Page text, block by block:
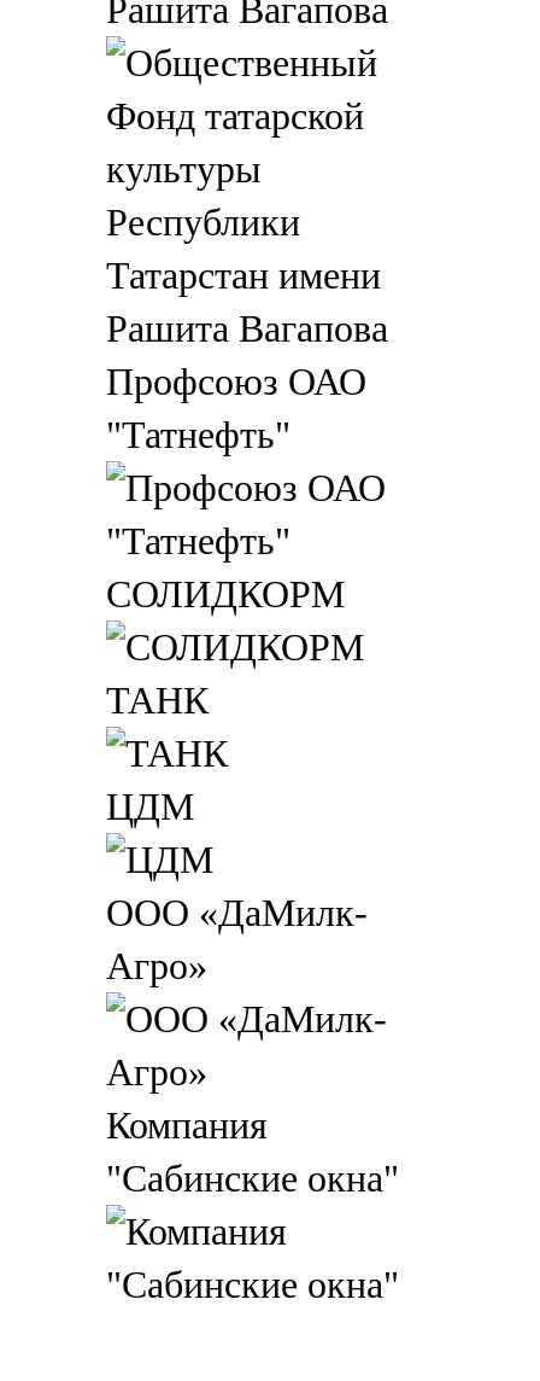
Рашита Вагапова
Профсоюз ОАО
"Татнефть"
СОЛИДКОРМ
ТАНК
ЦДМ
ООО «ДаМилк-
Агро»
Компания
"Сабинские окна"